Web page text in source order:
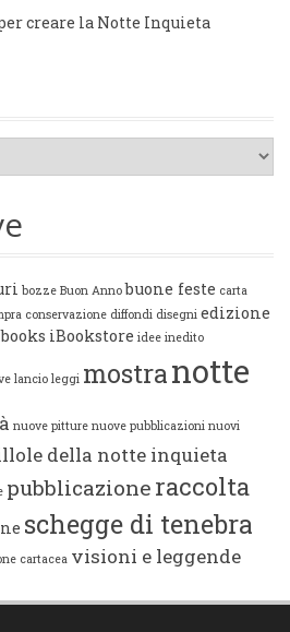
creare la Notte Inquieta
bozze Buon Anno buone feste carta
conservazione diffondi disegni edizione
iBookstore idee inedito
lancio leggi mostranotte
nuove pitture nuove pubblicazioni nuovi
della notte inquieta
pubblicazione raccolta
schegge di tenebra
cartacea visioni e leggende